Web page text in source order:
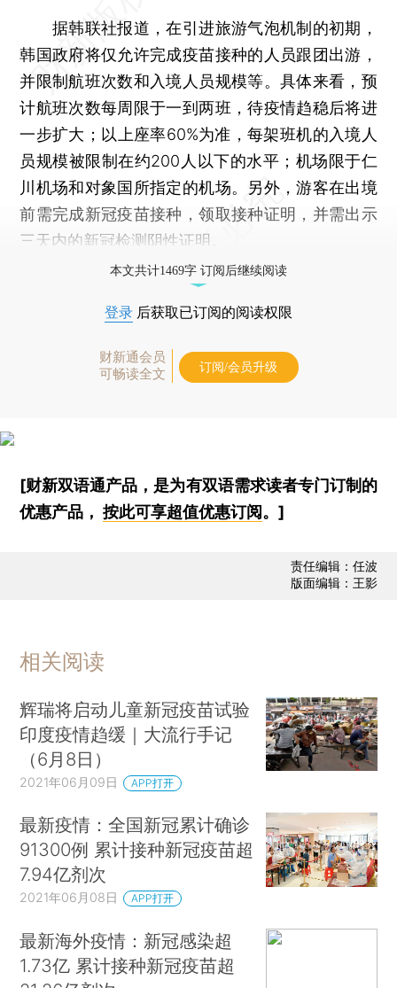
据韩联社报道，在引进旅游气泡机制的初期，
韩国政府将仅允许完成疫苗接种的人员跟团出游，
并限制航班次数和入境人员规模等。具体来看，预
计航班次数每周限于一到两班，待疫情趋稳后将进
一步扩大；以上座率60%为准，每架班机的入境人
员规模被限制在约200人以下的水平；机场限于仁
川机场和对象国所指定的机场。另外，游客在出境
前需完成新冠疫苗接种，领取接种证明，并需出示
三天内的新冠检测阴性证明。
本文共计1469字 订阅后继续阅读
登录 后获取已订阅的阅读权限
财新通会员
可畅读全文
订阅/会员升级
[财新双语通产品，是为有双语需求读者专门订制的
优惠产品，按此可享超值优惠订阅 。]
责任编辑：任波
版面编辑：王影
相关阅读
辉瑞将启动儿童新冠疫苗试验
印度疫情趋缓｜大流行手记
（6月8日）
2021年06月09日 APP打开
最新疫情：全国新冠累计确诊
91300例 累计接种新冠疫苗超
7.94亿剂次
2021年06月08日 APP打开
最新海外疫情：新冠感染超
1.73亿 累计接种新冠疫苗超